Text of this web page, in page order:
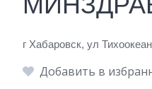
г Хабаровск, ул
Добавить в